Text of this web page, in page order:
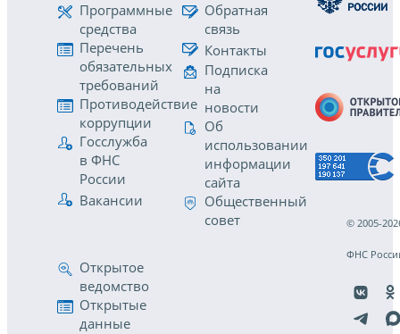
Программные
средства
Перечень
обязательных
требований
Противодействие
коррупции
Госслужба
в ФНС
России
Вакансии
Обратная
связь
Контакты
Подписка
на
новости
Об
использовании
информации
сайта
Общественный
совет
Открытое
ведомство
Открытые
данные
© 2005-
ФНС